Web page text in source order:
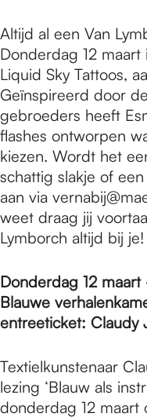
Altijd al een Van
Donderdag 12 maart
Liquid Sky Tattoos,
Geïnspireerd door
gebroeders heeft
flashes ontworpen
kiezen. Wordt het
schattig slakje of
aan via
weet draag jij
Lymborch altijd bij je!
Donderdag 12
Blauwe
entreeticket: Claudy
Textielkunstenaar
lezing ‘Blauw als
donderdag 12